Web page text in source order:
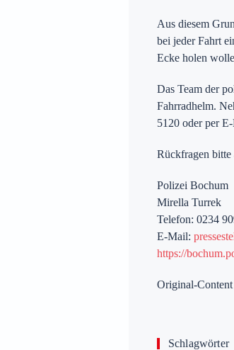
Aus diesem
bei jeder Fahrt
Ecke holen
Das Team der
Fahrradhelm.
5120 oder per
Rückfragen bitte
Polizei Bochum
Mirella Turrek
Telefon: 0234
E-Mail:
https://
Original-
Schlagwörter